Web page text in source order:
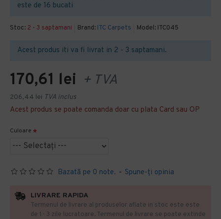
Stoc: 2 - 3 saptamani Brand: ITC Carpets Model: ITC045
Acest produs iti va fi livrat in 2 - 3 saptamani.
Bazată pe 0 note. - Spune-ţi opinia
170,61 lei + TVA
206,44 lei TVA inclus
Acest produs se poate comanda doar cu plata Card sau OP
Culoare
este de 16 bucati
LIVRARE RAPIDA
Termenul de livrare al produselor aflate in stoc este este
de 1- 3 zile lucratoare. Termenul de livrare se poate extinde